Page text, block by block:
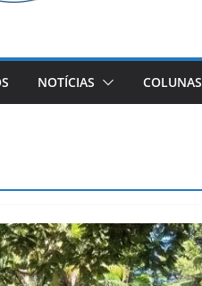
NOTÍCIAS COLUNAS